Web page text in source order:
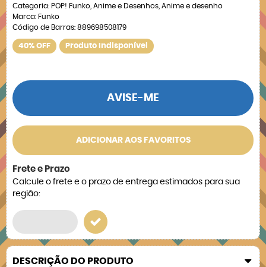
Categoria: POP! Funko Anime e Desenhos Anime e desenho
Marca: Funko
Código de Barras: 889698508179
40% OFF Produto Indisponível
AVISE-ME
ADICIONAR AOS FAVORITOS
Frete e Prazo
Calcule o frete e o prazo de entrega estimados para sua
região:
DESCRIÇÃO DO PRODUTO